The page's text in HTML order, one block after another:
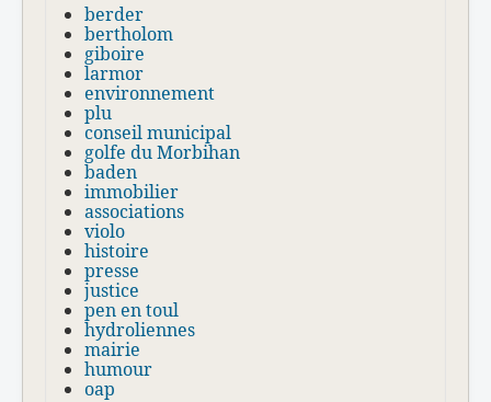
berder
bertholom
giboire
larmor
environnement
plu
conseil municipal
golfe du Morbihan
baden
immobilier
associations
violo
histoire
presse
justice
pen en toul
hydroliennes
mairie
humour
oap